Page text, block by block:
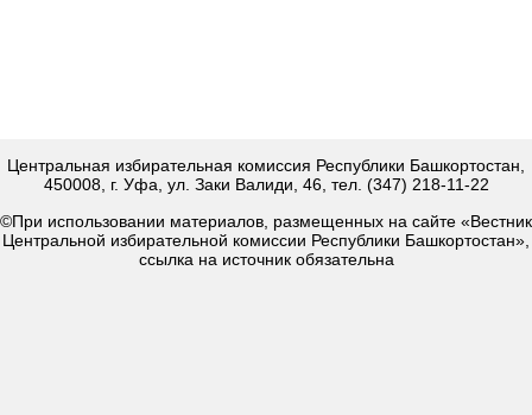
Центральная избирательная комиссия Республики Башкортостан,
450008, г. Уфа, ул. Заки Валиди, 46, тел. (347) 218-11-22
©При использовании материалов, размещенных на сайте «Вестник
Центральной избирательной комиссии Республики Башкортостан»,
ссылка на источник обязательна